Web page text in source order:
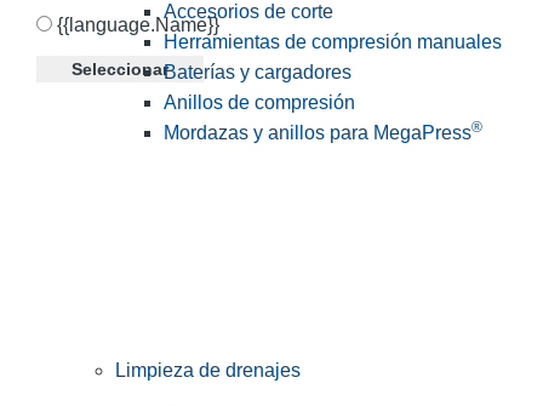
{{language.Name}}
Seleccionar
Accesorios de corte
Herramientas de compresión manuales
Baterías y cargadores
Anillos de compresión
Mordazas y anillos para MegaPress®
Limpieza de drenajes